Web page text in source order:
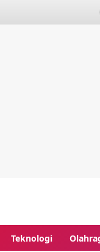
Teknologi